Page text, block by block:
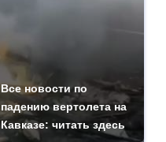
Все новости по
падению вертолета на
Кавказе: читать здесь